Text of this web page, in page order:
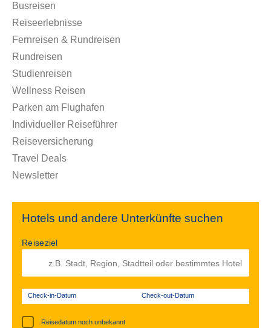
Busreisen
Reiseerlebnisse
Fernreisen & Rundreisen
Rundreisen
Studienreisen
Wellness Reisen
Parken am Flughafen
Individueller Reiseführer
Reiseversicherung
Travel Deals
Newsletter
Hotels und andere Unterkünfte suchen
Reiseziel
Check-in-Datum Check-out-Datum
Reisedatum noch unbekannt